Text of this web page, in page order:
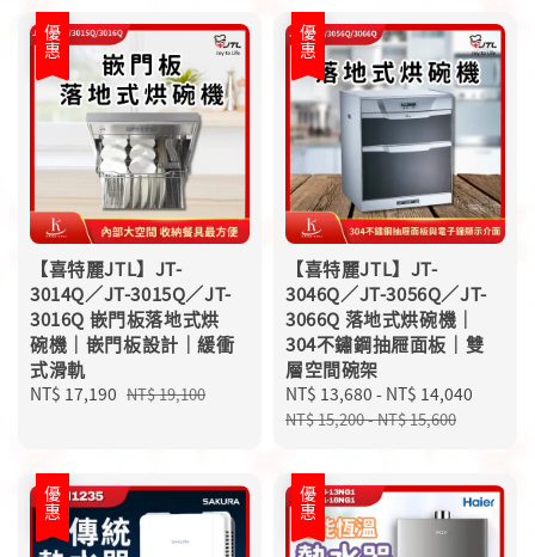
優惠
【喜特麗JTL】JT-
3014Q／JT-3015Q／JT-
3016Q 嵌門板落地式烘
碗機｜嵌門板設計｜緩衝
式滑軌
Sale
NT$ 17,190 Regular
NT$ 19,100
優惠
【喜特麗JTL】JT-
3046Q／JT-3056Q／JT-
3066Q 落地式烘碗機｜
304不鏽鋼抽屜面板｜雙
層空間碗架
Sale
price
NT$ 13,680 - NT$ 14,040
NT$ 15,200-NT$ 15,600
優惠 優惠